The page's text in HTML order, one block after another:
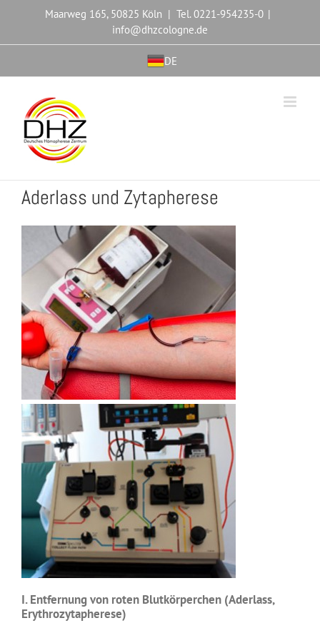
Maarweg 165, 50825 Köln | Tel. 0221-954235-0 |
info@dhzcologne.de
DE
Aderlass und Zytapherese
I. Entfernung von roten Blutkörperchen (Aderlass,
Erythrozytapherese)